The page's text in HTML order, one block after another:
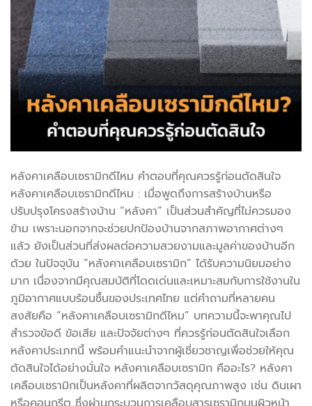
หลังคาเคลือบเซรามิกดีไหม คำตอบที่คุณควรรู้ก่อนตัดสินใจ
หลังคาเคลือบเซรามิกดีไหม : เมื่อพูดถึงการสร้างบ้านหรือ
ปรับปรุงโครงสร้างบ้าน “หลังคา” เป็นส่วนสำคัญที่ไม่ควรมอง
ข้าม เพราะนอกจากจะช่วยปกป้องบ้านจากสภาพอากาศต่างๆ
แล้ว ยังเป็นส่วนที่ส่งผลต่อความสวยงามและมูลค่าของบ้านอีก
ด้วย ในปัจจุบัน “หลังคาเคลือบเซรามิก” ได้รับความนิยมอย่าง
มาก เนื่องจากมีคุณสมบัติที่โดดเด่นและเหมาะสมกับการใช้งานใน
ภูมิอากาศแบบร้อนชื้นของประเทศไทย แต่คำถามที่หลายคน
สงสัยคือ “หลังคาเคลือบเซรามิกดีไหม” บทความนี้จะพาคุณไป
สำรวจข้อดี ข้อเสีย และปัจจัยต่างๆ ที่ควรรู้ก่อนตัดสินใจเลือก
หลังคาประเภทนี้ พร้อมคำแนะนำจากผู้เชี่ยวชาญเพื่อช่วยให้คุณ
ตัดสินใจได้อย่างมั่นใจ หลังคาเคลือบเซรามิก คืออะไร? หลังคา
เคลือบเซรามิกเป็นหลังคาที่ผลิตจากวัสดุคุณภาพสูง เช่น ดินเผา